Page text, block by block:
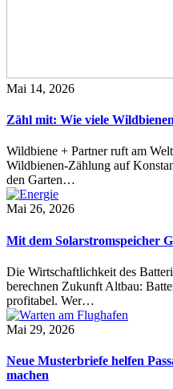
Mai 14, 2026
Zähl mit: Wie viele
Wildbiene + Partner ruft am
Wildbienen-Zählung auf
den Garten…
Mai 26, 2026
Mit dem Solarstromspeicher
Die Wirtschaftlichkeit des
berechnen Zukunft Altbau:
profitabel. Wer…
Mai 29, 2026
Neue Musterbriefe helfen
machen